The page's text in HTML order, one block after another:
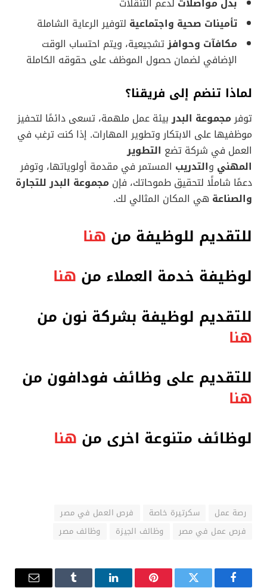
تأمينات صحية واجتماعية لتوفير الرعاية الشاملة
مكافآت وحوافزتشجيعية، ويتم احتساب الوقت
الإضافي لضمان حصول الموظف على حقوقه الكاملة
لماذا تنضم إلى فريقنا؟
توفرمجموعة البدربيئة عمل ملهمة، تسعى دائمًا لتحفيز
موظفيها على الابتكار وتطوير المهارات. إذا كنت ترغب في
العمل في شركة تضع التطوير
المهني والتدريب المستمر في مقدمة أولوياتها، وتوفر
دعمًا شاملًا لتحقيق طموحاتك، فإن مجموعة البدر للتجارة
والصناعة هي المكان المثالي لك.
للتقديم للوظيفة من هنا
لوظيفة خدمة العملاء من هنا
للتقديم لوظيفة بشركة نون من
هنا
للتقديم على وظائف فودافون من
هنا
لوظائف متنوعة اخرى من هنا
رصة عمل سكرتيرة خاصة
فرص العمل في مصر
فرص عمل في مصر
وظائف الجيزة وظائف مصر